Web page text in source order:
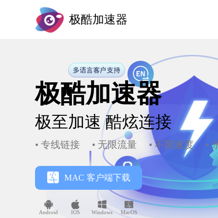
极酷加速器
极酷加速器
极至加速酷炫连接
• 专线链接 • 无限流量 • 不限速度 •
MAC 客户端下载
Android IOS Windows MacOS